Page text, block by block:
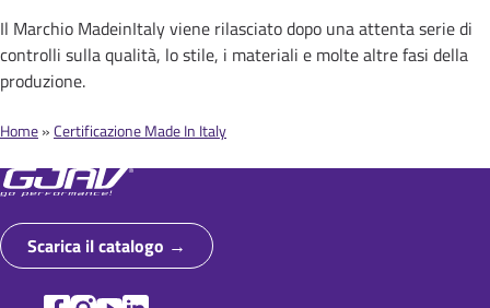
Il Marchio MadeinItaly viene rilasciato dopo una attenta serie di
controlli sulla qualità, lo stile, i materiali e molte altre fasi della
produzione.
Acconsento a ricevere la newsletter e dichiaro di aver
letto l’informativa privacy. *
D.lgs. 196/03. I dati indicati con * sono obbligatori per l’iscrizione.
Leggi l'informativa.
B
r
i
c
Home Certificazione Made In Italy
Scarica il catalogo